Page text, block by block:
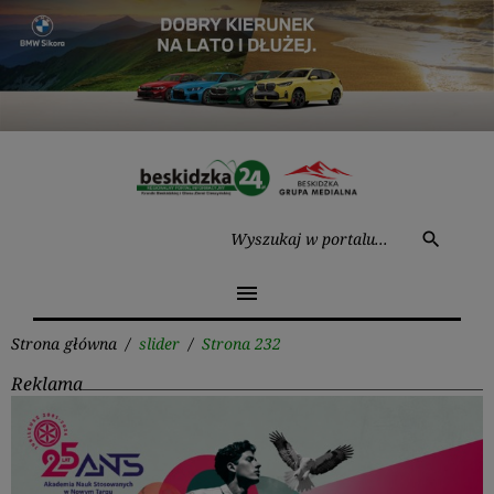
Przejdź
treści
search
menu
Strona główna / slider / Strona 232
Reklama